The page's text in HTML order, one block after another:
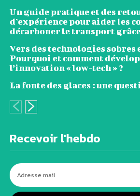
Un guide pratique et des
d’expérience pour aider les
décarboner le transport
Vers des technologies sobres
Pourquoi et comment
l’innovation « low-tech » ?
La fonte des glaces : une
Recevoir l'hebdo